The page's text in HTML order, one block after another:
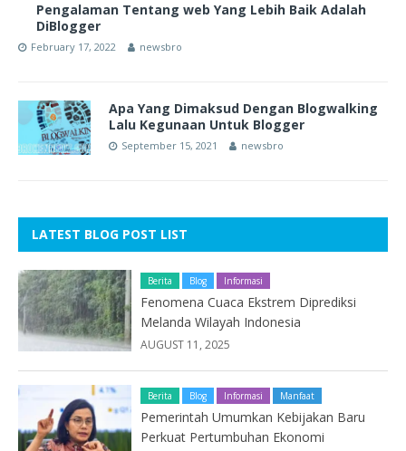
Pengalaman Tentang web Yang Lebih Baik Adalah
DiBlogger
February 17, 2022 newsbro
Apa Yang Dimaksud Dengan Blogwalking
Lalu Kegunaan Untuk Blogger
September 15, 2021 newsbro
LATEST BLOG POST LIST
Berita Blog Informasi
Fenomena Cuaca Ekstrem Diprediksi
Melanda Wilayah Indonesia
AUGUST 11, 2025
Berita Blog Informasi Manfaat
Pemerintah Umumkan Kebijakan Baru
Perkuat Pertumbuhan Ekonomi